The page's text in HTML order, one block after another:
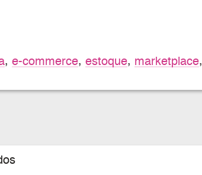
, e-commerce, estoque, marketplace,